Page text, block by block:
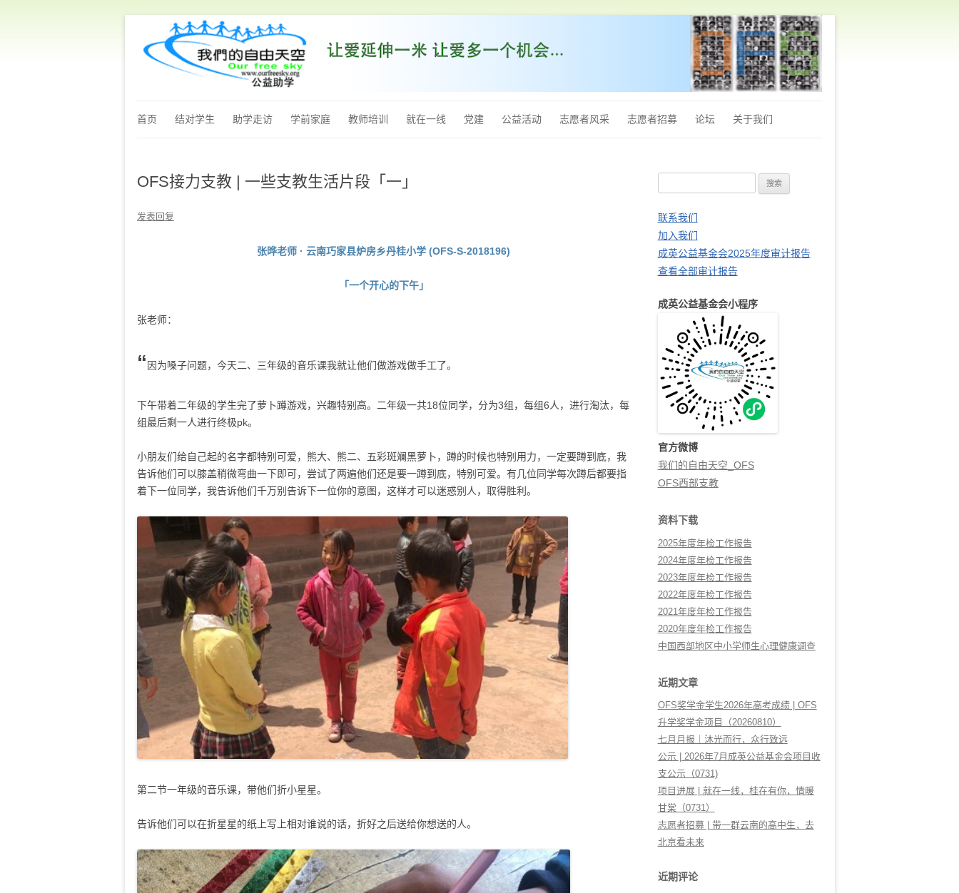
至
内
首页 结对学生 助学走访 学前家庭 教师培训 就在一线 党建 公益活动 志愿者风采 志愿者招募 论坛 关于我们
OFS接力支教 | 一些支教生活片段「一」
发表回复
张晔老师 · 云南巧家县炉房乡丹桂小学 (OFS-S-2018196)
「一个开心的下午」
张老师：
“ 因为嗓子问题，今天二、三年级的音乐课我就让他们做游戏做手工了。
下午带着二年级的学生完了萝卜蹲游戏，兴趣特别高。二年级一共18位同学，分为3组，每组6人，进行淘汰，每
组最后剩一人进行终极pk。
小朋友们给自己起的名字都特别可爱，熊大、熊二、五彩斑斓黑萝卜，蹲的时候也特别用力，一定要蹲到底，我
告诉他们可以膝盖稍微弯曲一下即可，尝试了两遍他们还是要一蹲到底，特别可爱。有几位同学每次蹲后都要指
着下一位同学，我告诉他们千万别告诉下一位你的意图，这样才可以迷惑别人，取得胜利。
第二节一年级的音乐课，带他们折小星星。
告诉他们可以在折星星的纸上写上相对谁说的话，折好之后送给你想送的人。
：
联系我们
加入我们
成英公益基金会2025年度审计报告
查看全部审计报告
成英公益基金会小程序
官方微博
我们的自由天空_OFS
OFS西部支教
资料下载
2025年度年检工作报告
2024年度年检工作报告
2023年度年检工作报告
2022年度年检工作报告
2021年度年检工作报告
2020年度年检工作报告
中国西部地区中小学师生心理健康调查
近期文章
OFS奖学金学生2026年高考成绩 | OFS
升学奖学金项目（20260810）
七月月报｜沐光而行，众行致远
公示 | 2026年7月成英公益基金会项目收
支公示（0731)
项目进展 | 就在一线，桂在有你，情暖
甘棠（0731）
志愿者招募 | 带一群云南的高中生，去
北京看未来
近期评论